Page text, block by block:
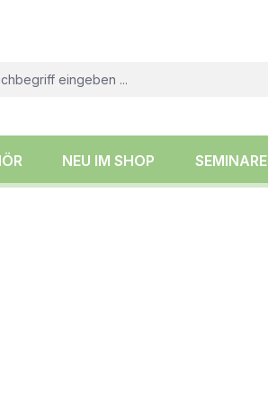
NEU IM SHOP SEMINARE